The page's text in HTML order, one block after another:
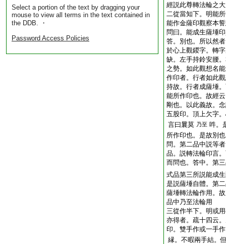
Select a portion of the text by dragging your
mouse to view all terms in the text contained in
the DDB. ・
Password Access Policies
經説此尊轉法輪之
二從當知下。明能
能作金薩印觀察本
問曰。能成生薩埵
答。別也。所以然
於心上觀鍐字。轉
缺。左手持鈴安腰
之勢。如此觀想名
作印者。行者如此
持故。行者成薩埵
能所作印也。故經
剛也。以此義故。
五股印。頂上欠字
言曰曩莫 乃至 吽。
所作印也。是故別
問。第二品中説等
品。説轉法輪印言
而問也。答中。第
式品第三所説能成
是説薩埵自體。第
薩埵轉法輪作用。
品中乃至法輪用
三從作半下。明或
亦得者。疏十四云
印。雙手作或一手
縁。不暇兩手結。